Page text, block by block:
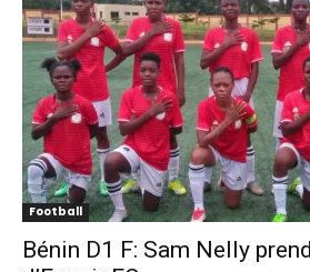
Football
Bénin D1 F: Sam Nelly